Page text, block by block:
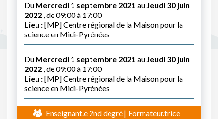
Du Mercredi 1 septembre 2021 au Jeudi 30 juin
2022 , de 09:00 à 17:00
Lieu :[MP] Centre régional de la Maison pour la
science en Midi-Pyrénées
Du Mercredi 1 septembre 2021 au Jeudi 30 juin
2022 , de 09:00 à 17:00
Lieu :[MP] Centre régional de la Maison pour la
science en Midi-Pyrénées
Enseignant.e 2nd degré
Formateur.trice